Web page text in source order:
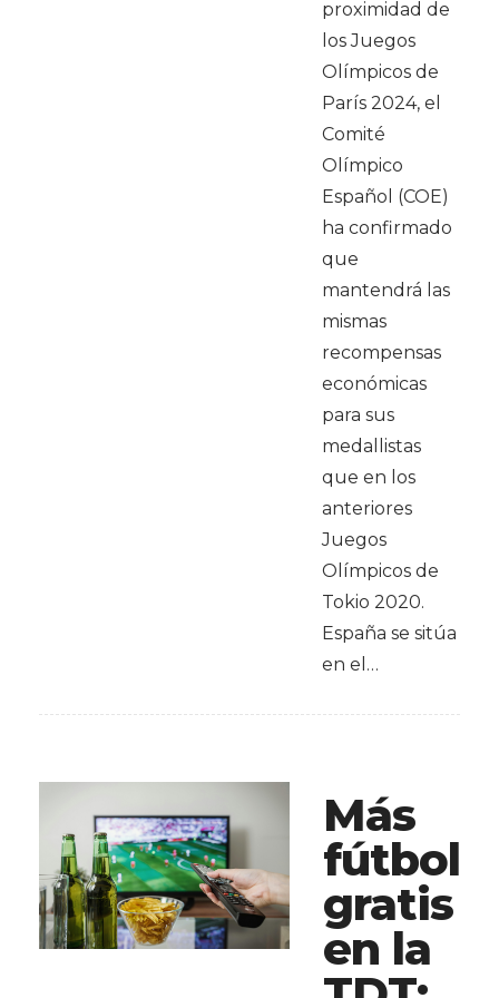
proximidad de
los Juegos
Olímpicos de
París 2024, el
Comité
Olímpico
Español (COE)
ha confirmado
que
mantendrá las
mismas
recompensas
económicas
para sus
medallistas
que en los
anteriores
Juegos
Olímpicos de
Tokio 2020.
España se sitúa
en el…
Más
fútbol
gratis
en la